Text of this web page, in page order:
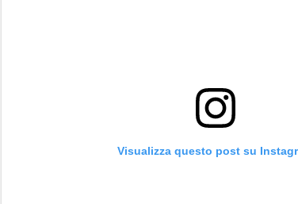
Visualizza questo post su